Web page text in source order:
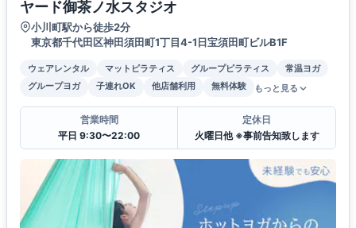
ヤード御茶ノ水スタジオ
小川町駅から徒歩2分
東京都千代田区神田須田町1丁目4-1日宝須田町ビルB1F
ウェアレンタル マットピラティス グループピラティス
常温ヨガ
グループヨガ
子連れOK 他店舗利用 無料体験 もっと見る
営業時間
平日 9:30〜22:00
定休日
火曜日他 ※事前告知致します